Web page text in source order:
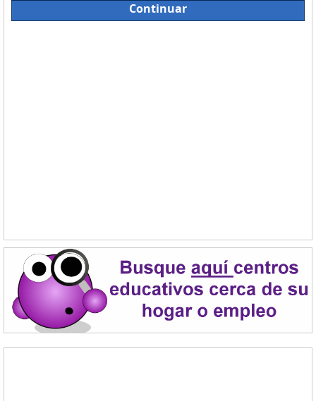
Continuar